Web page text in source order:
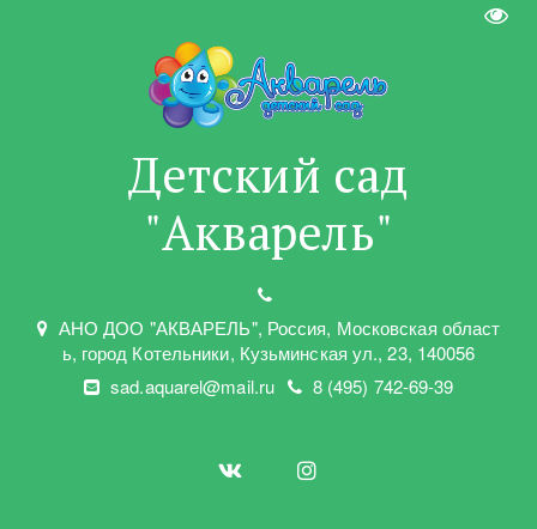
Детский сад
"Акварель"
АНО ДОО "АКВАРЕЛЬ", Россия, Московская област
ь, город Котельники, Кузьминская ул.,23, 140056
sad.aquarel@mail.ru
8 (495) 742-69-39